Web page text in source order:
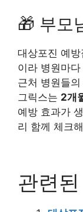
🎁 부모
대상포진 예
이라 병원마
근처 병원들
그릭스는 2개
예방 효과가
리 함께 체크
관련